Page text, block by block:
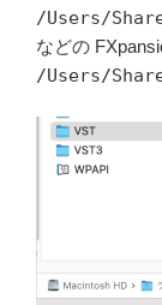
/Users/
などの
/Users/